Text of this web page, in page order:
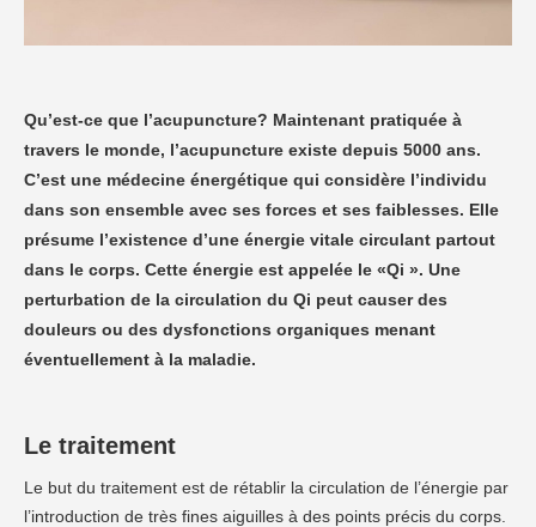
Qu’est-ce que l’acupuncture? Maintenant pratiquée à
travers le monde, l’acupuncture existe depuis 5000 ans.
C’est une médecine énergétique qui considère l’individu
dans son ensemble avec ses forces et ses faiblesses. Elle
présume l’existence d’une énergie vitale circulant partout
dans le corps. Cette énergie est appelée le «Qi ». Une
perturbation de la circulation du Qi peut causer des
douleurs ou des dysfonctions organiques menant
éventuellement à la maladie.
Le traitement
Le but du traitement est de rétablir la circulation de l’énergie par
l’introduction de très fines aiguilles à des points précis du corps.